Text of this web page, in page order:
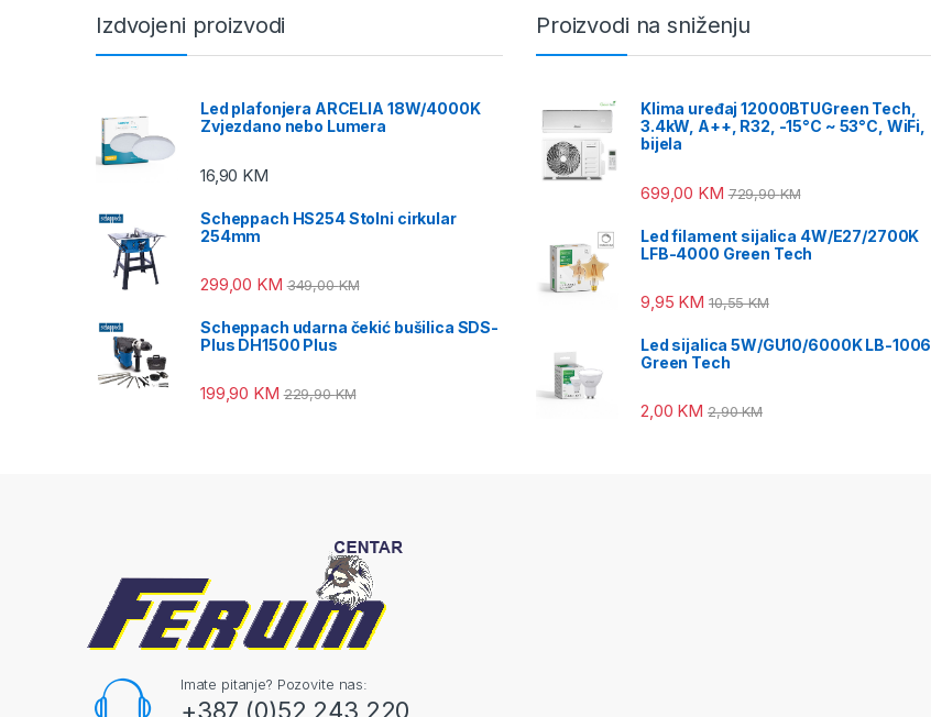
Izdvojeni proizvodi
Led plafonjera ARCELIA 18W/4000K
Zvjezdano nebo Lumera
16,90 KM
Scheppach HS254 Stolni cirkular
254mm
299,00 KM 349,00KM
Scheppach udarna čekić bušilica SDS-
Plus DH1500 Plus
199,90 KM 229,90KM
Proizvodi na sniženju
Klima uređaj 12000BTUGreen Tech,
3.4kW, A++, R32, -15°C ~ 53°C, WiFi,
bijela
699,00 KM 729,90KM
Led filament sijalica 4W/E27/2700K
LFB-4000 Green Tech
9,95 KM 10,55KM
Led sijalica 5W/GU10/6000K LB-1006
Green Tech
2,00 KM 2,90KM
Imate pitanje? Pozovite nas:
+387 (0)52 243 220